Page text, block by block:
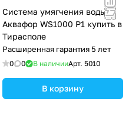
Система умягчения воды
Аквафор WS1000 P1 купить в
Тирасполе
Расширенная гарантия 5 лет
0 0 В наличииАрт. 5010
В корзину